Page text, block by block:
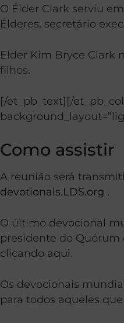
O Élder Clark serviu
Élderes, secretário
Elder Kim Bryce Clark
filhos.
[/et_pb_text][/
Como assistir
A reunião será
devotionals.LDS.org .
O último devocional
presidente do Quórum
clicando aqui.
Os devocionais
para todos aqueles